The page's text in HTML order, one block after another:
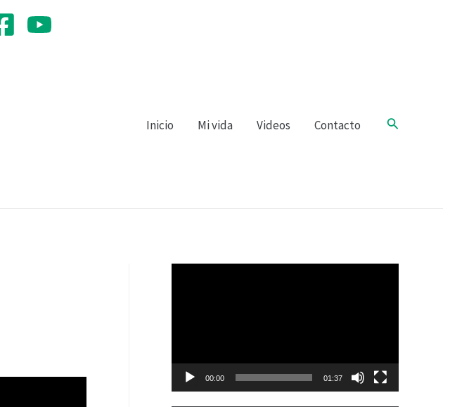
Inicio Mi vida Videos Contacto Buscar
d
00:00 01:37